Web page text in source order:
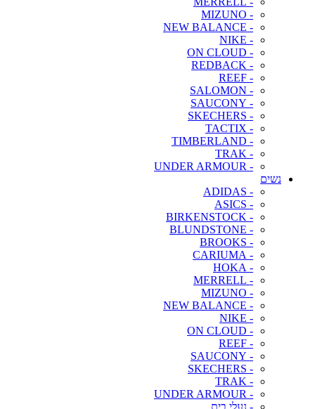
- MIZUNO
- NEW BALANCE
- NIKE
- ON CLOUD
- REDBACK
- REEF
- SALOMON
- SAUCONY
- SKECHERS
- TACTIX
- TIMBERLAND
- TRAK
- UNDER ARMOUR
נשים
- ADIDAS
- ASICS
- BIRKENSTOCK
- BLUNDSTONE
- BROOKS
- CARIUMA
- HOKA
- MERRELL
- MIZUNO
- NEW BALANCE
- NIKE
- ON CLOUD
- REEF
- SAUCONY
- SKECHERS
- TRAK
- UNDER ARMOUR
- נעלי בית